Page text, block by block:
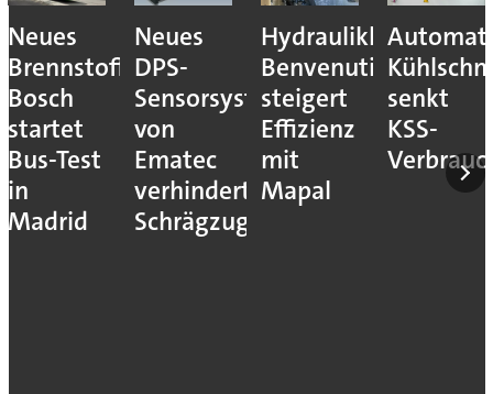
Neues
Brennstoffzellensystem:
Bosch
startet
Bus-Test
in
Madrid
Neues
DPS-
Sensorsystem
von
Ematec
verhindert
Schrägzug
Hydraulikhersteller
Benvenuti
steigert
Effizienz
mit
Mapal
senkt
KSS-